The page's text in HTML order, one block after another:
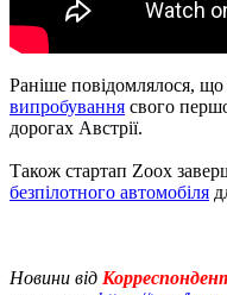
Раніше повідомлялося, що
випробування свого
дорогах Австрії.
Також стартап Zoox
безпілотного автомобіля
Новини від